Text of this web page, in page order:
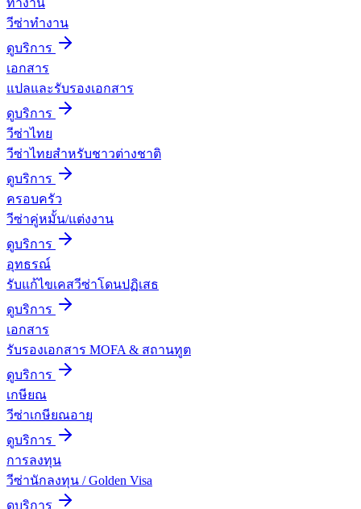
วีซ่าทำงาน
ดูบริการ
เอกสาร
แปลและรับรองเอกสาร
ดูบริการ
วีซ่าไทย
วีซ่าไทยสำหรับชาวต่างชาติ
ดูบริการ
ครอบครัว
วีซ่าคู่หมั้น/แต่งงาน
ดูบริการ
อุทธรณ์
รับแก้ไขเคสวีซ่าโดนปฏิเสธ
ดูบริการ
เอกสาร
รับรองเอกสาร MOFA & สถานทูต
ดูบริการ
เกษียณ
วีซ่าเกษียณอายุ
ดูบริการ
การลงทุน
วีซ่านักลงทุน / Golden Visa
ดูบริการ